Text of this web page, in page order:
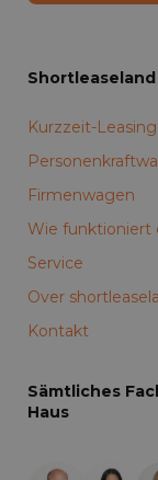
Shortleaseland
Kurzzeit-Leasing
Firmenwagen
Wie funktioniert
Service
Over
Kontakt
Sämtliches
Haus